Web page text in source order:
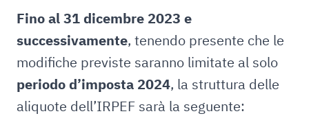
Fino al 31 dicembre 2023 e
successivamente, tenendo presente che le
modifiche previste saranno limitate al solo
periodo d’imposta 2024, la struttura delle
aliquote dell’IRPEF sarà la seguente: